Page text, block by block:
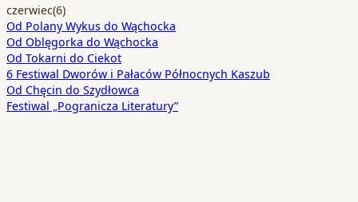
czerwiec(6)
Od Polany Wykus do Wąchocka
Od Oblęgorka do Wąchocka
Od Tokarni do Ciekot
6 Festiwal Dworów i Pałaców Północnych Kaszub
Od Chęcin do Szydłowca
Festiwal „Pogranicza Literatury”